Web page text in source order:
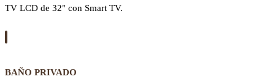
TV LCD de 32" con Smart TV.
BAÑO PRIVADO